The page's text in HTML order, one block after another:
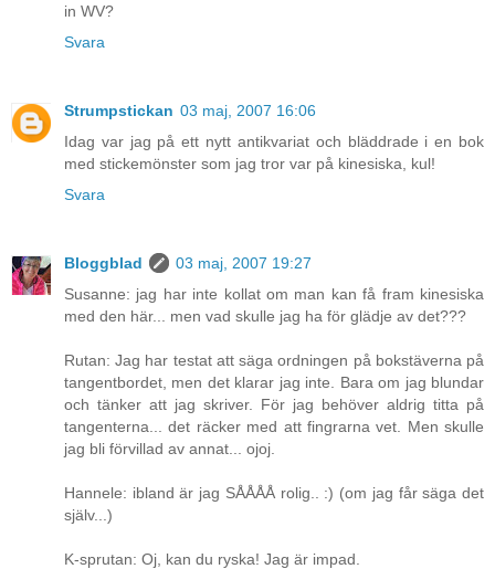
in WV?
Svara
Strumpstickan 03 maj, 2007 16:06
Idag var jag på ett nytt antikvariat och bläddrade i en bok
med stickemönster som jag tror var på kinesiska, kul!
Svara
Bloggblad
03 maj, 2007 19:27
Susanne: jag har inte kollat om man kan få fram kinesiska
med den här... men vad skulle jag ha för glädje av det???
Rutan: Jag har testat att säga ordningen på bokstäverna på
tangentbordet, men det klarar jag inte. Bara om jag blundar
och tänker att jag skriver. För jag behöver aldrig titta på
tangenterna... det räcker med att fingrarna vet. Men skulle
jag bli förvillad av annat... ojoj.
Hannele: ibland är jag SÅÅÅÅ rolig.. :) (om jag får säga det
själv...)
K-sprutan: Oj, kan du ryska! Jag är impad.